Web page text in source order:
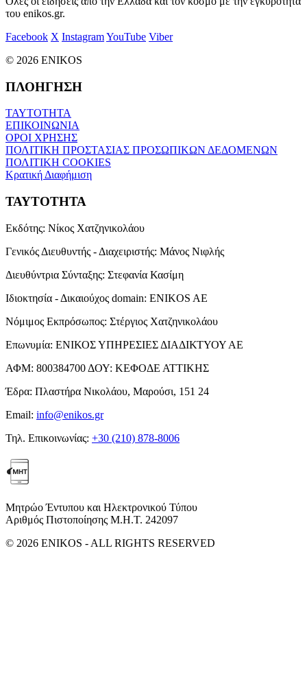
του enikos.gr.
Facebook X InstagramYouTube Viber
© 2026 ENIKOS
ΠΛΟΗΓΗΣΗ
ΤΑΥΤΟΤΗΤΑ
ΕΠΙΚΟΙΝΩΝΙΑ
ΟΡΟΙ ΧΡΗΣΗΣ
ΠΟΛΙΤΙΚΗ ΠΡΟΣΤΑΣΙΑΣ ΠΡΟΣΩΠΙΚΩΝ ΔΕΔΟΜΕΝΩΝ
ΠΟΛΙΤΙΚΗ COOKIES
Κρατική Διαφήμιση
ΤΑΥΤΟΤΗΤΑ
Εκδότης: Νίκος Χατζηνικολάου
Γενικός Διευθυντής - Διαχειριστής: Μάνος Νιφλής
Διευθύντρια Σύνταξης: Στεφανία Κασίμη
Ιδιοκτησία - Δικαιούχος domain: ENIKOS AE
Νόμιμος Εκπρόσωπος: Στέργιος Χατζηνικολάου
Επωνυμία: ΕΝΙΚΟΣ ΥΠΗΡΕΣΙΕΣ ΔΙΑΔΙΚΤΥΟΥ ΑΕ
ΑΦΜ: 800384700 ΔΟΥ: ΚΕΦΟΔΕ ΑΤΤΙΚΗΣ
Έδρα: Πλαστήρα Νικολάου, Μαρούσι, 151 24
Email: info@enikos.gr
Τηλ. Επικοινωνίας: +30 (210) 878-8006
Μητρώο Έντυπου και Ηλεκτρονικού Τύπου
Αριθμός Πιστοποίησης Μ.Η.Τ. 242097
© 2026 ENIKOS - ALL RIGHTS RESERVED